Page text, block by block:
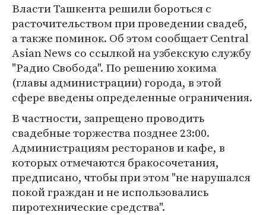
Власти Ташкента решили бороться с
расточительством при проведении свадеб,
а также поминок. Об этом сообщает Central
Asian News со ссылкой на узбекскую службу
"Радио Свобода". По решению хокима
(главы администрации) города, в этой
сфере введены определенные ограничения.
В частности, запрещено проводить
свадебные торжества позднее 23:00.
Администрациям ресторанов и кафе, в
которых отмечаются бракосочетания,
предписано, чтобы при этом "не нарушался
покой граждан и не использовались
пиротехнические средства".